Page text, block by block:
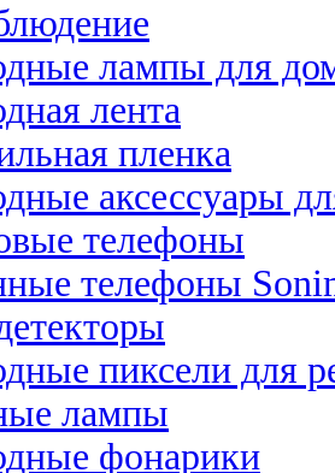
лампы для
лента
пленка
аксессуары
телефоны
телефоны
пиксели для
лампы
фонарики